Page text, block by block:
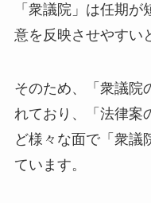
「衆議院」は任期
意を反映させやすい
そのため、「衆議院
れており、「法律案
ど様々な面で「衆議
ています。